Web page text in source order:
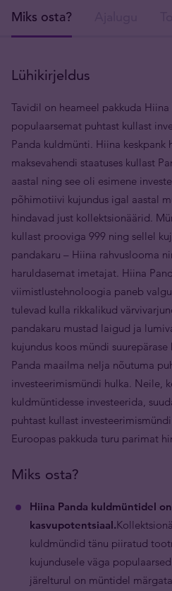
Miks osta?
Lühikirjeldus
Tavidil on heameel pakkuda
populaarsemat puhtast kullast
Panda kuldmünti. Hiina keskpank
maksevahendi staatuses kullast
aastal ning see oli esimene
põhimotiivi kujundus igal aastal
hindavad just kollektsionäärid.
kullast prooviga 999 ning sellel
pandakaru – Hiina rahvuslooma
haruldasemat imetajat. Hiina
viimistlustehnoloogia paneb
tulevad kulla rikkalikud
pandakaru mustad laigud ja
kujundus koos mündi
Panda maailma nelja nõutuma
investeerimismündi hulka. Neile,
kuldmüntidesse investeerida,
puhtast kullast
Euroopas pakkuda turu parimat
Miks osta?
Hiina Panda kuldmüntidel
kasvupotentsiaal.
kuldmündid tänu piiratud
kujundusele väga
järelturul on müntidel